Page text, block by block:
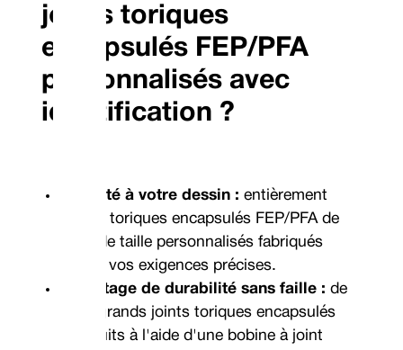
joints toriques
encapsulés FEP/PFA
personnalisés avec
identification ?
Adapté à votre dessin : entièrement
joints toriques encapsulés FEP/PFA de
grande taille personnalisésfabriqués
selon vos exigences précises.
Avantage de durabilité sans faille : de
très grands joints toriques encapsulés
produits à l'aide d'une bobine à joint